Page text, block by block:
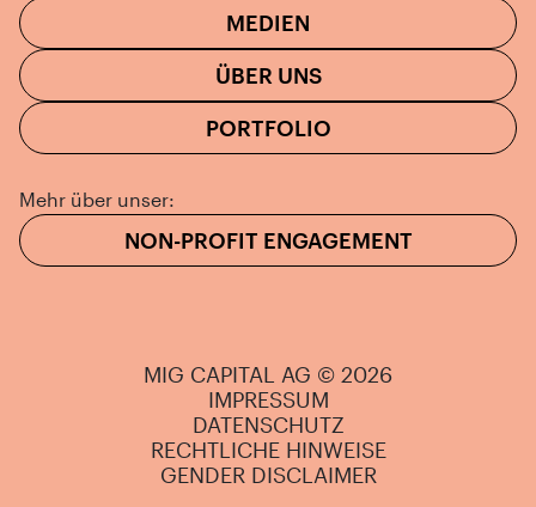
MEDIEN
ÜBER UNS
PORTFOLIO
Mehr über unser:
NON-PROFIT ENGAGEMENT
MIG CAPITAL AG © 2026
IMPRESSUM
DATENSCHUTZ
RECHTLICHE HINWEISE
GENDER DISCLAIMER